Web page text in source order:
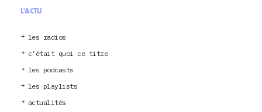
L'ACTU
les radios
c’était quoi ce titre
les podcasts
les playlists
actualités